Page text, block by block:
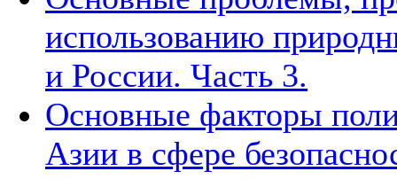
использованию
и России. Часть 3.
Основные факторы
Азии в сфере